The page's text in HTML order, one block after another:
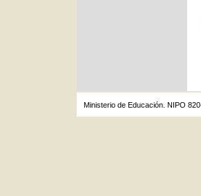
Ministerio de Educación. NIPO